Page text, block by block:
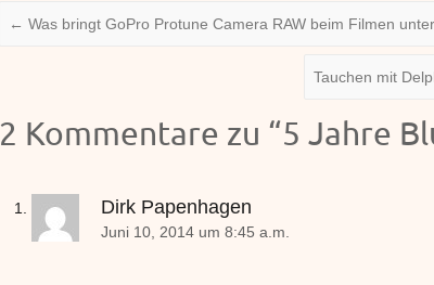
← Was bringt GoPro Protune Camera RAW beim Filmen
Tauchen mit
2 Kommentare zu “5 Jahre
Dirk Papenhagen
Juni 10, 2014 um 8:45 a.m.